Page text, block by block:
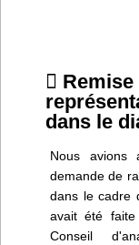
Désabo
Nous
dans le
Nous avions
demande de
dans le cadre
avait été
Conseil